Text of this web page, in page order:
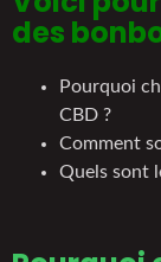
des
Pourquoi
CBD ?
Comment
Quels sont